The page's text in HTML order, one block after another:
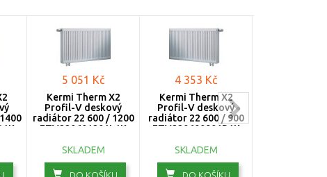
5 051 Kč
Kermi Therm X2
Profil-V deskový
radiátor 22 600 / 1200
FTV220601201L1K
SKLADEM
DO KOŠÍKU
4 353 Kč
Kermi Therm X2
Profil-V deskový
radiátor 22 600 / 900
FTV220600901R1K
SKLADEM
DO KOŠÍKU